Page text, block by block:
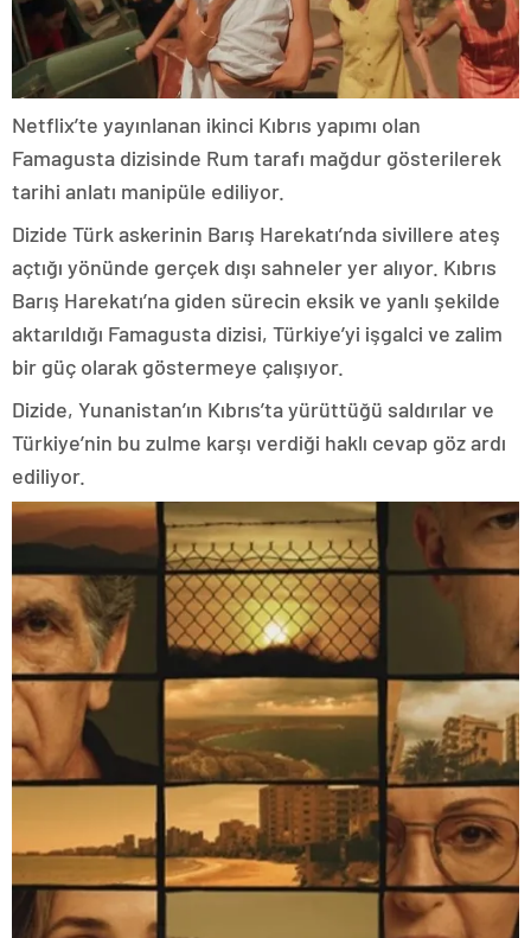
Netflix’te yayınlanan ikinci Kıbrıs yapımı olan
Famagusta dizisinde Rum tarafı mağdur gösterilerek
tarihi anlatı manipüle ediliyor.
Dizide Türk askerinin Barış Harekatı’nda sivillere ateş
açtığı yönünde gerçek dışı sahneler yer alıyor. Kıbrıs
Barış Harekatı’na giden sürecin eksik ve yanlı şekilde
aktarıldığı Famagusta dizisi, Türkiye’yi işgalci ve zalim
bir güç olarak göstermeye çalışıyor.
Dizide, Yunanistan’ın Kıbrıs’ta yürüttüğü saldırılar ve
Türkiye’nin bu zulme karşı verdiği haklı cevap göz ardı
ediliyor.